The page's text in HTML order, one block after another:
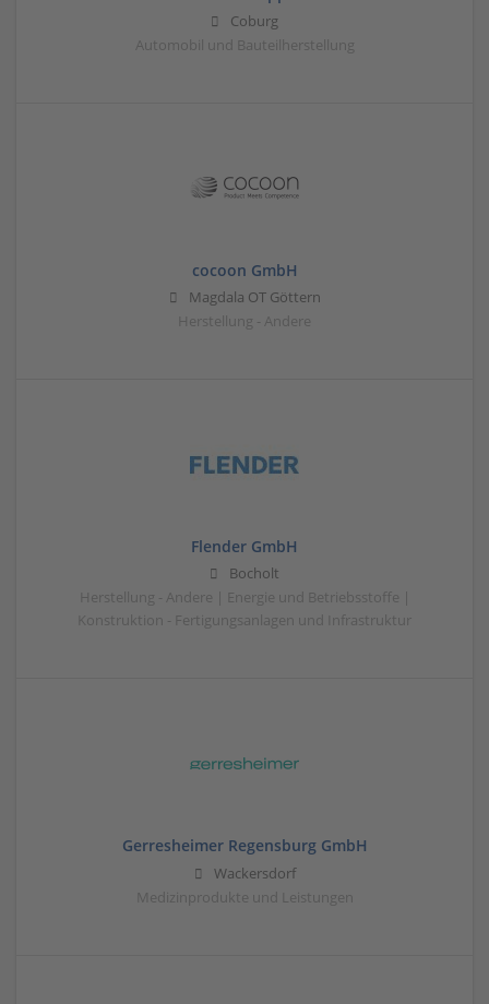
Coburg
Automobil und Bauteilherstellung
cocoon GmbH
Magdala OT Göttern
Herstellung - Andere
Flender GmbH
Bocholt
Herstellung - Andere | Energie und Betriebsstoffe |
Konstruktion - Fertigungsanlagen und Infrastruktur
Gerresheimer Regensburg GmbH
Wackersdorf
Medizinprodukte und Leistungen